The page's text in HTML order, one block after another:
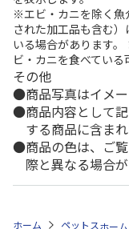
※エビ・カニを除く魚
された加工品も含む
いる場合があります
ビ・カニを食べている
その他
商品写真はイメー
商品内容として
する商品に含ま
商品の色は、ご
際と異なる場合が
ホーム ペットストア